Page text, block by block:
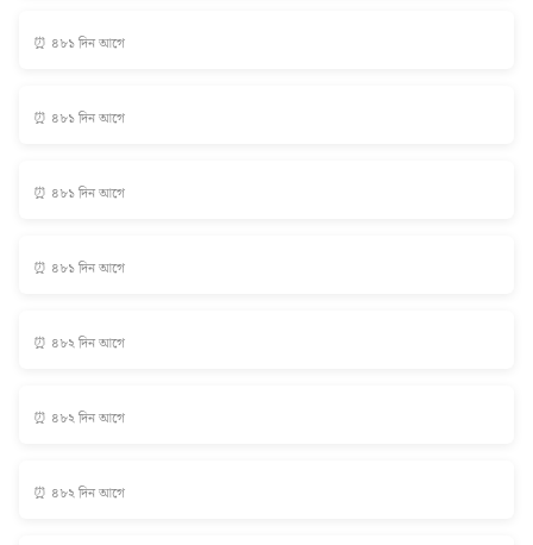
⏰ ৪৮১ দিন আগে
⏰ ৪৮১ দিন আগে
⏰ ৪৮১ দিন আগে
⏰ ৪৮১ দিন আগে
⏰ ৪৮২ দিন আগে
⏰ ৪৮২ দিন আগে
⏰ ৪৮২ দিন আগে